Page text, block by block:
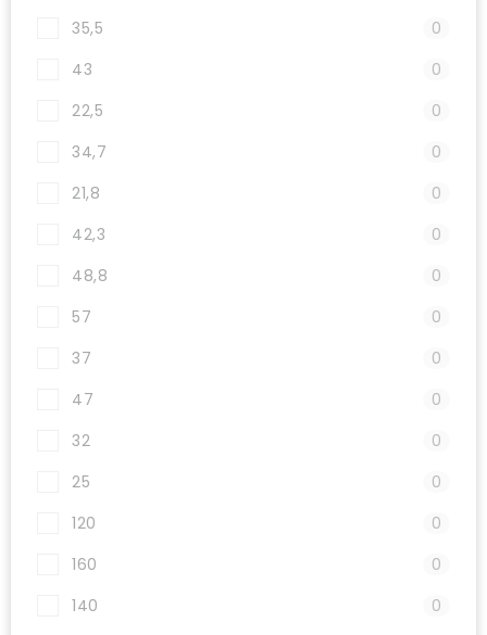
35,5
0
43
0
22,5
0
34,7
0
21,8
0
42,3
0
48,8
0
57
0
37
0
47
0
32
0
25
0
120
0
160
0
140
0